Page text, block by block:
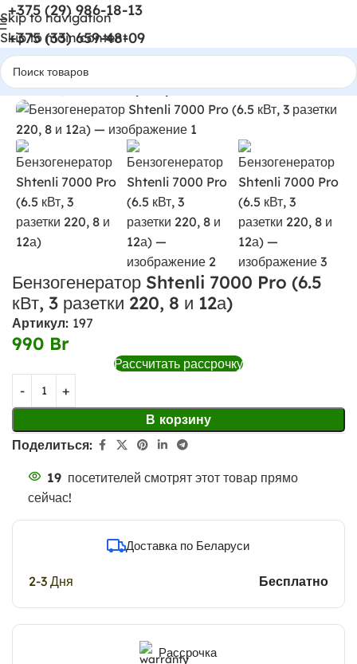
Skip to navigation
Skip to main content
+375 (29) 986-18-13
+375 (33) 659-48-09
Главная Бензогенераторы
Бензогенератор Shtenli 7000 Pro (6.5
кВт, 3 разетки 220, 8 и 12а)
Артикул: 197
990 Br
Рассчитать рассрочку
В корзину
Поделиться:
19 посетителей смотрят этот товар прямо
сейчас!
Доставка по Беларуси
2-3 Дня Бесплатно
Рассрочка